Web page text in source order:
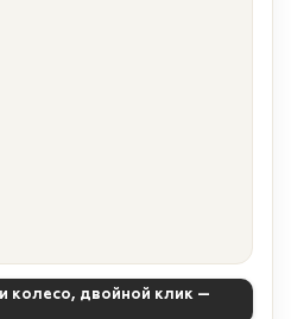
колесо, двойной клик —